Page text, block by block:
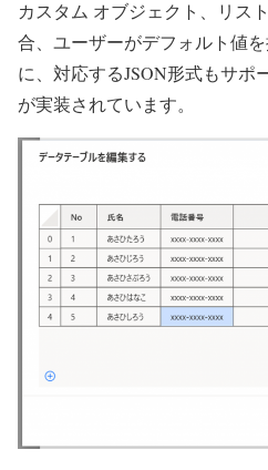
カスタム オブジェクト、リス
合、ユーザーがデフォルト値
に、対応するJSON形式もサポ
が実装されています。